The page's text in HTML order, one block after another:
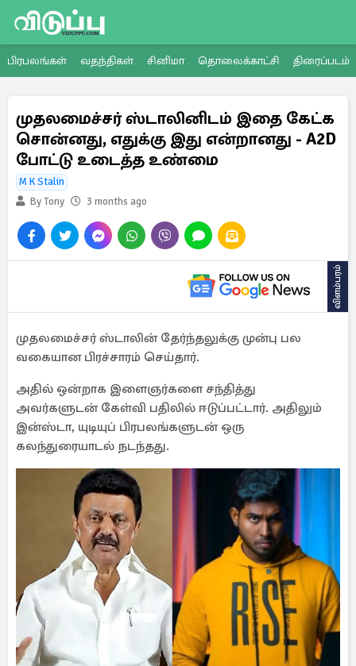
பிரபலங்கள் வதந்திகள் சினிமா தொலைக்காட்சி திரைப்படம்
முதலமைச்சர் ஸ்டாலினிடம் இதை கேட்க
சொன்னது, எதுக்கு இது என்றானது - A2D
போட்டு உடைத்த உண்மை
M K Stalin
By Tony
3 months ago
விளம்பரம்
முதலமைச்சர் ஸ்டாலின் தேர்ந்தலுக்கு முன்பு பல
வகையான பிரச்சாரம் செய்தார்.
அதில் ஒன்றாக இளைஞர்களை சந்தித்து
அவர்களுடன் கேள்வி பதிலில் ஈடுப்பட்டார். அதிலும்
இன்ஸ்டா, யுடியுப் பிரபலங்களுடன் ஒரு
கலந்துரையாடல் நடந்தது.